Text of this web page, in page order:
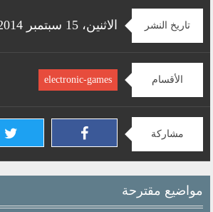
تاريخ النشر الاثنين، 15 سبتمبر 2014
الأقسام electronic-games
مشاركة
مواضيع مقترحة